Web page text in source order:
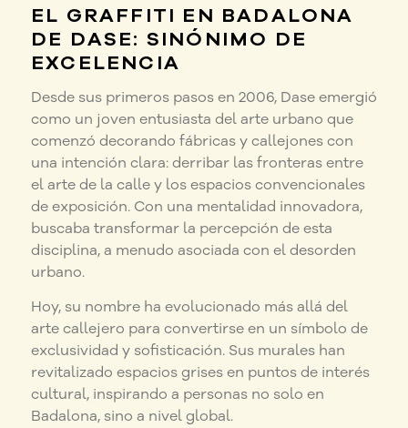
EL GRAFFITI EN BADALONA
DE DASE: SINÓNIMO DE
EXCELENCIA
Desde sus primeros pasos en 2006, Dase emergió
como un joven entusiasta del arte urbano que
comenzó decorando fábricas y callejones con
una intención clara: derribar las fronteras entre
el arte de la calle y los espacios convencionales
de exposición. Con una mentalidad innovadora,
buscaba transformar la percepción de esta
disciplina, a menudo asociada con el desorden
urbano.
Hoy, su nombre ha evolucionado más allá del
arte callejero para convertirse en un símbolo de
exclusividad y sofisticación. Sus murales han
revitalizado espacios grises en puntos de interés
cultural, inspirando a personas no solo en
Badalona, sino a nivel global.